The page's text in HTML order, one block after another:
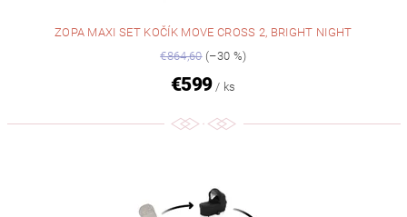
ZOPA MAXI SET KOČÍK MOVE CROSS 2, BRIGHT NIGHT
€864,60(–30 %)
€599 / ks